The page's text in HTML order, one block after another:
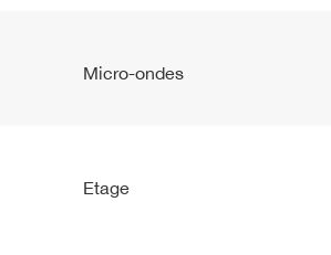
Micro-ondes
Etage